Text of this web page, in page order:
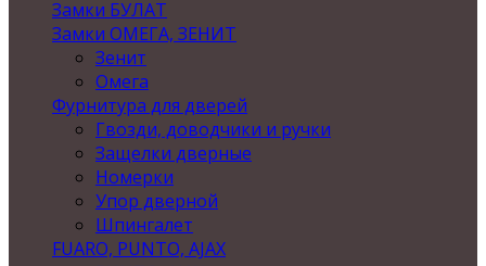
Замки БУЛАТ
Замки ОМЕГА, ЗЕНИТ
Зенит
Омега
Фурнитура для дверей
Гвозди, доводчики и ручки
Защелки дверные
Номерки
Упор дверной
Шпингалет
FUARO, PUNTO, AJAX